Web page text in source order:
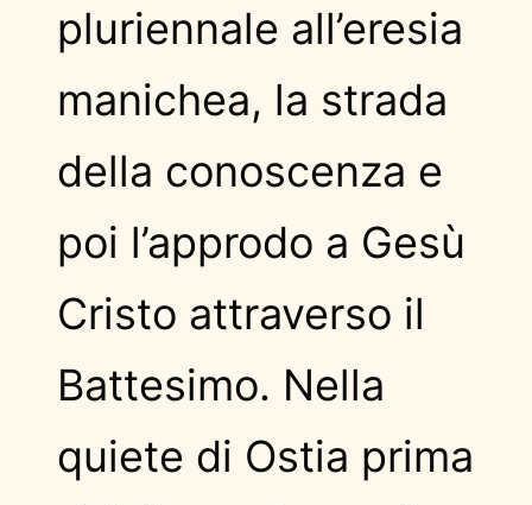
pluriennale all’eresia
manichea, la strada
della conoscenza e
poi l’approdo a Gesù
Cristo attraverso il
Battesimo. Nella
quiete di Ostia prima